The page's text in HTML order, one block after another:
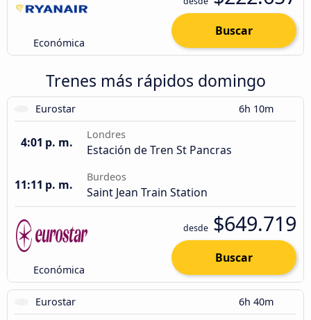
Económica
Buscar
Trenes más rápidos domingo
Eurostar 6h 10m
4:01 p. m.
Londres
Estación de Tren St Pancras
11:11 p. m.
Burdeos
Saint Jean Train Station
Económica
desde $649.719
Buscar
Eurostar 6h 40m